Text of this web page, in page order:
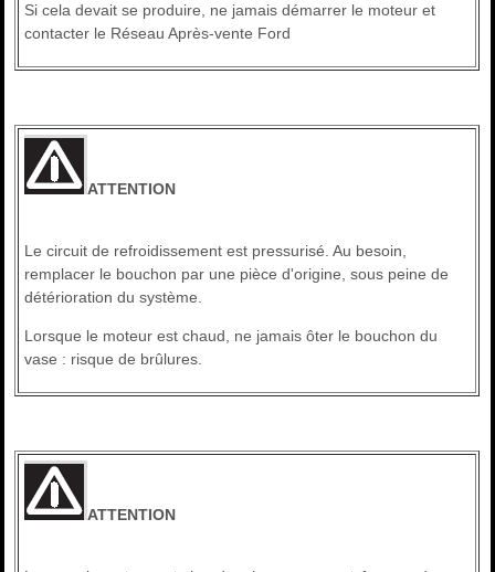
Si cela devait se produire, ne jamais démarrer le moteur et
contacter le Réseau Après-vente Ford
ATTENTION
Le circuit de refroidissement est pressurisé. Au besoin,
remplacer le bouchon par une pièce d'origine, sous peine de
détérioration du système.
Lorsque le moteur est chaud, ne jamais ôter le bouchon du
vase : risque de brûlures.
ATTENTION